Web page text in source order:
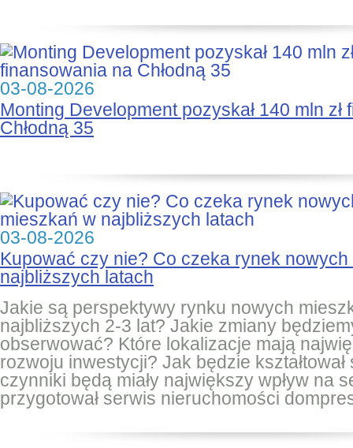
03-08-2026
Monting Development pozyskał 140 mln zł
Chłodną 35
03-08-2026
Kupować czy nie? Co czeka rynek
najbliższych latach
Jakie są perspektywy rynku nowych
najbliższych 2-3 lat? Jakie zmiany
obserwować? Które lokalizacje mają
rozwoju inwestycji? Jak będzie
czynniki będą miały największy wpływ na
przygotował serwis nieruchomości